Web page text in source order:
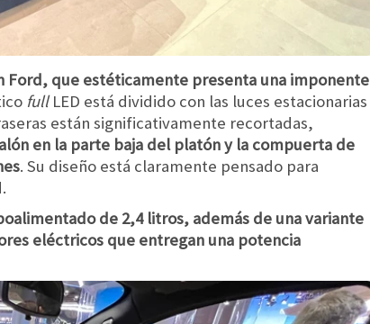
Ford, que estéticamente presenta una imponente
fullLED está dividido con las luces estacionarias
están significativamente recortadas,
en la parte baja del platón y la compuerta de
. Su diseño está claramente pensado para
de 2,4 litros, además de una variante
eléctricos que entregan una potencia